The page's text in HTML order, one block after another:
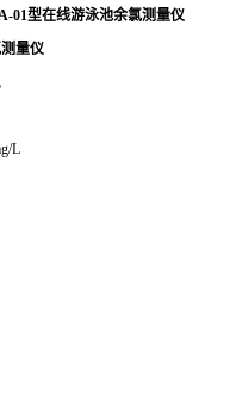
01型在线游泳池余氯测量仪
量仪
L